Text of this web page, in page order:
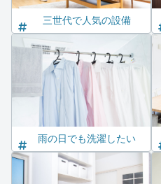
三世代で人気の設備
雨の日でも洗濯したい